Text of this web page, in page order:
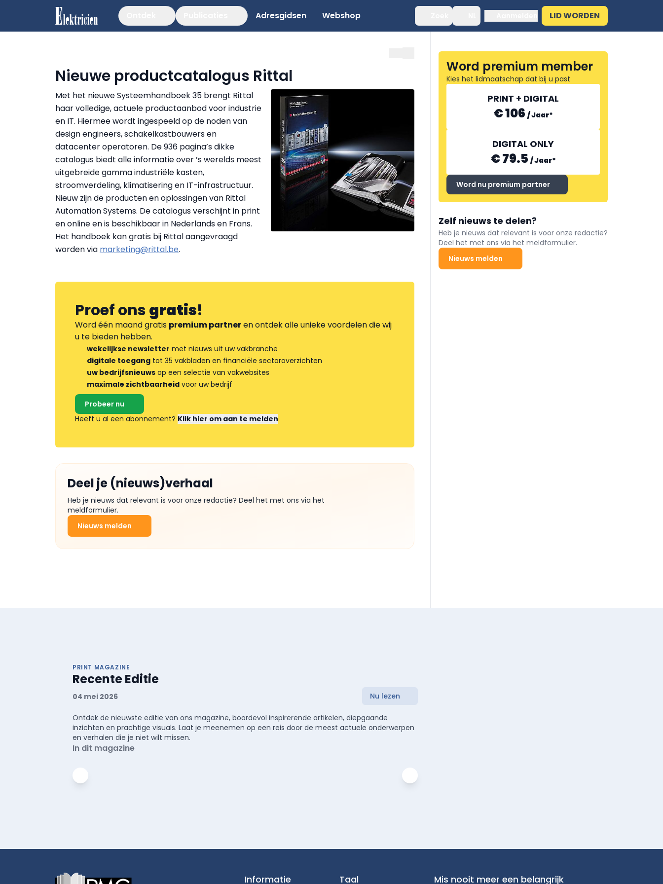
Adresgidsen Webshop LID WORDEN
Nieuwe productcatalogus Rittal
Met het nieuwe Systeemhandboek 35 brengt Rittal
haar volledige, actuele productaanbod voor industrie
en IT. Hiermee wordt ingespeeld op de noden van
design engineers, schakelkastbouwers en
datacenter operatoren. De 936 pagina’s dikke
catalogus biedt alle informatie over ’s werelds meest
uitgebreide gamma industriële kasten,
stroomverdeling, klimatisering en IT-infrastructuur.
Nieuw zijn de producten en oplossingen van Rittal
Automation Systems. De catalogus verschijnt in print
en online en is beschikbaar in Nederlands en Frans.
Het handboek kan gratis bij Rittal aangevraagd
worden via marketing@rittal.be.
Proef onsgratis!
Word één maand gratis premium partneren ontdek alle unieke voordelen die wij
u te bieden hebben.
wekelijkse newsletter met nieuws uit uw vakbranche
digitale toegang tot 35 vakbladen en financiële sectoroverzichten
uw bedrijfsnieuws op een selectie van vakwebsites
maximale zichtbaarheid voor uw bedrijf
Probeer nu
Heeft u al een abonnement? Klik hier om aan te melden
Deel je (nieuws)verhaal
Heb je nieuws dat relevant is voor onze redactie? Deel het met ons via het
meldformulier.
Nieuws melden
Word premium member
Kies het lidmaatschap dat bij u past
PRINT + DIGITAL
€ 106 /Jaar*
DIGITAL ONLY
€ 79.5 /Jaar*
Word nu premium partner
Zelf nieuws te delen?
Heb je nieuws dat relevant is voor onze redactie?
Deel het met ons via het meldformulier.
Nieuws melden
PRINT MAGAZINE
Recente Editie
04 mei 2026 Nu lezen
Ontdek de nieuwste editie van ons magazine, boordevol inspirerende artikelen, diepgaande
inzichten en prachtige visuals. Laat je meenemen op een reis door de meest actuele onderwerpen
en verhalen die je niet wilt missen.
In dit magazine
Informatie Taal Mis nooit meer een belangrijk